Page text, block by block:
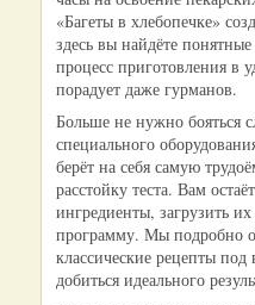
«Багеты в хлебопечке»
здесь вы найдёте
процесс приготовления в
порадует даже гурманов.
Больше не нужно бояться
специального
берёт на себя самую
расстойку теста. Вам
ингредиенты, загрузить
программу. Мы подробно
классические рецепты
добиться идеального